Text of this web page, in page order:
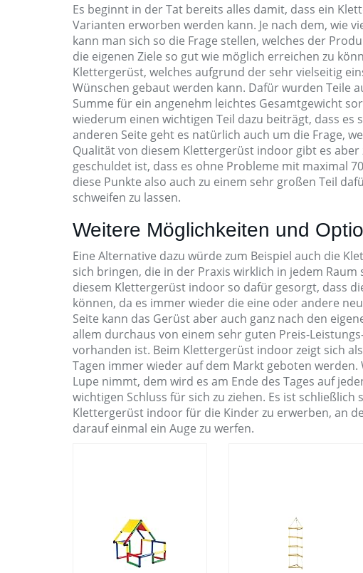
Es beginnt in der Tat bereits alles damit, dass ein
Varianten erworben werden kann. Je nach dem, wie
kann man sich so die Frage stellen, welches der
die eigenen Ziele so gut wie möglich erreichen zu
Klettergerüst, welches aufgrund der sehr vielseitig
Wünschen gebaut werden kann. Dafür wurden Teile
Summe für ein angenehm leichtes Gesamtgewicht
wiederum einen wichtigen Teil dazu beiträgt, dass es
anderen Seite geht es natürlich auch um die Frage,
Qualität von diesem Klettergerüst indoor gibt es
geschuldet ist, dass es ohne Probleme mit maximal
diese Punkte also auch zu einem sehr großen Teil
schweifen zu lassen.
Weitere Möglichkeiten und
Eine Alternative dazu würde zum Beispiel auch die
sich bringen, die in der Praxis wirklich in jedem
diesem Klettergerüst indoor so dafür gesorgt, dass
können, da es immer wieder die eine oder andere
Seite kann das Gerüst aber auch ganz nach den
allem durchaus von einem sehr guten Preis-
vorhanden ist. Beim Klettergerüst indoor zeigt sich
Tagen immer wieder auf dem Markt geboten
Lupe nimmt, dem wird es am Ende des Tages auf
wichtigen Schluss für sich zu ziehen. Es ist
Klettergerüst indoor für die Kinder zu erwerben, an
darauf einmal ein Auge zu werfen.